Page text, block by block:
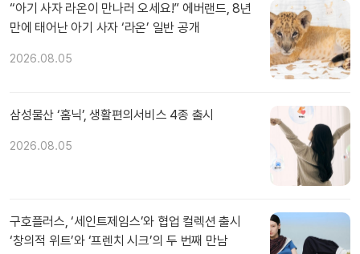
“아기 사자 라온이 만나러 오세요!” 에버랜드, 8년
만에 태어난 아기 사자 ‘라온’ 일반 공개
2026.08.05
삼성물산 ‘홈닉’, 생활편의서비스 4종 출시
2026.08.05
구호플러스, ‘세인트제임스’와 협업 컬렉션 출시
‘창의적 위트’와 ‘프렌치 시크’의 두 번째 만남